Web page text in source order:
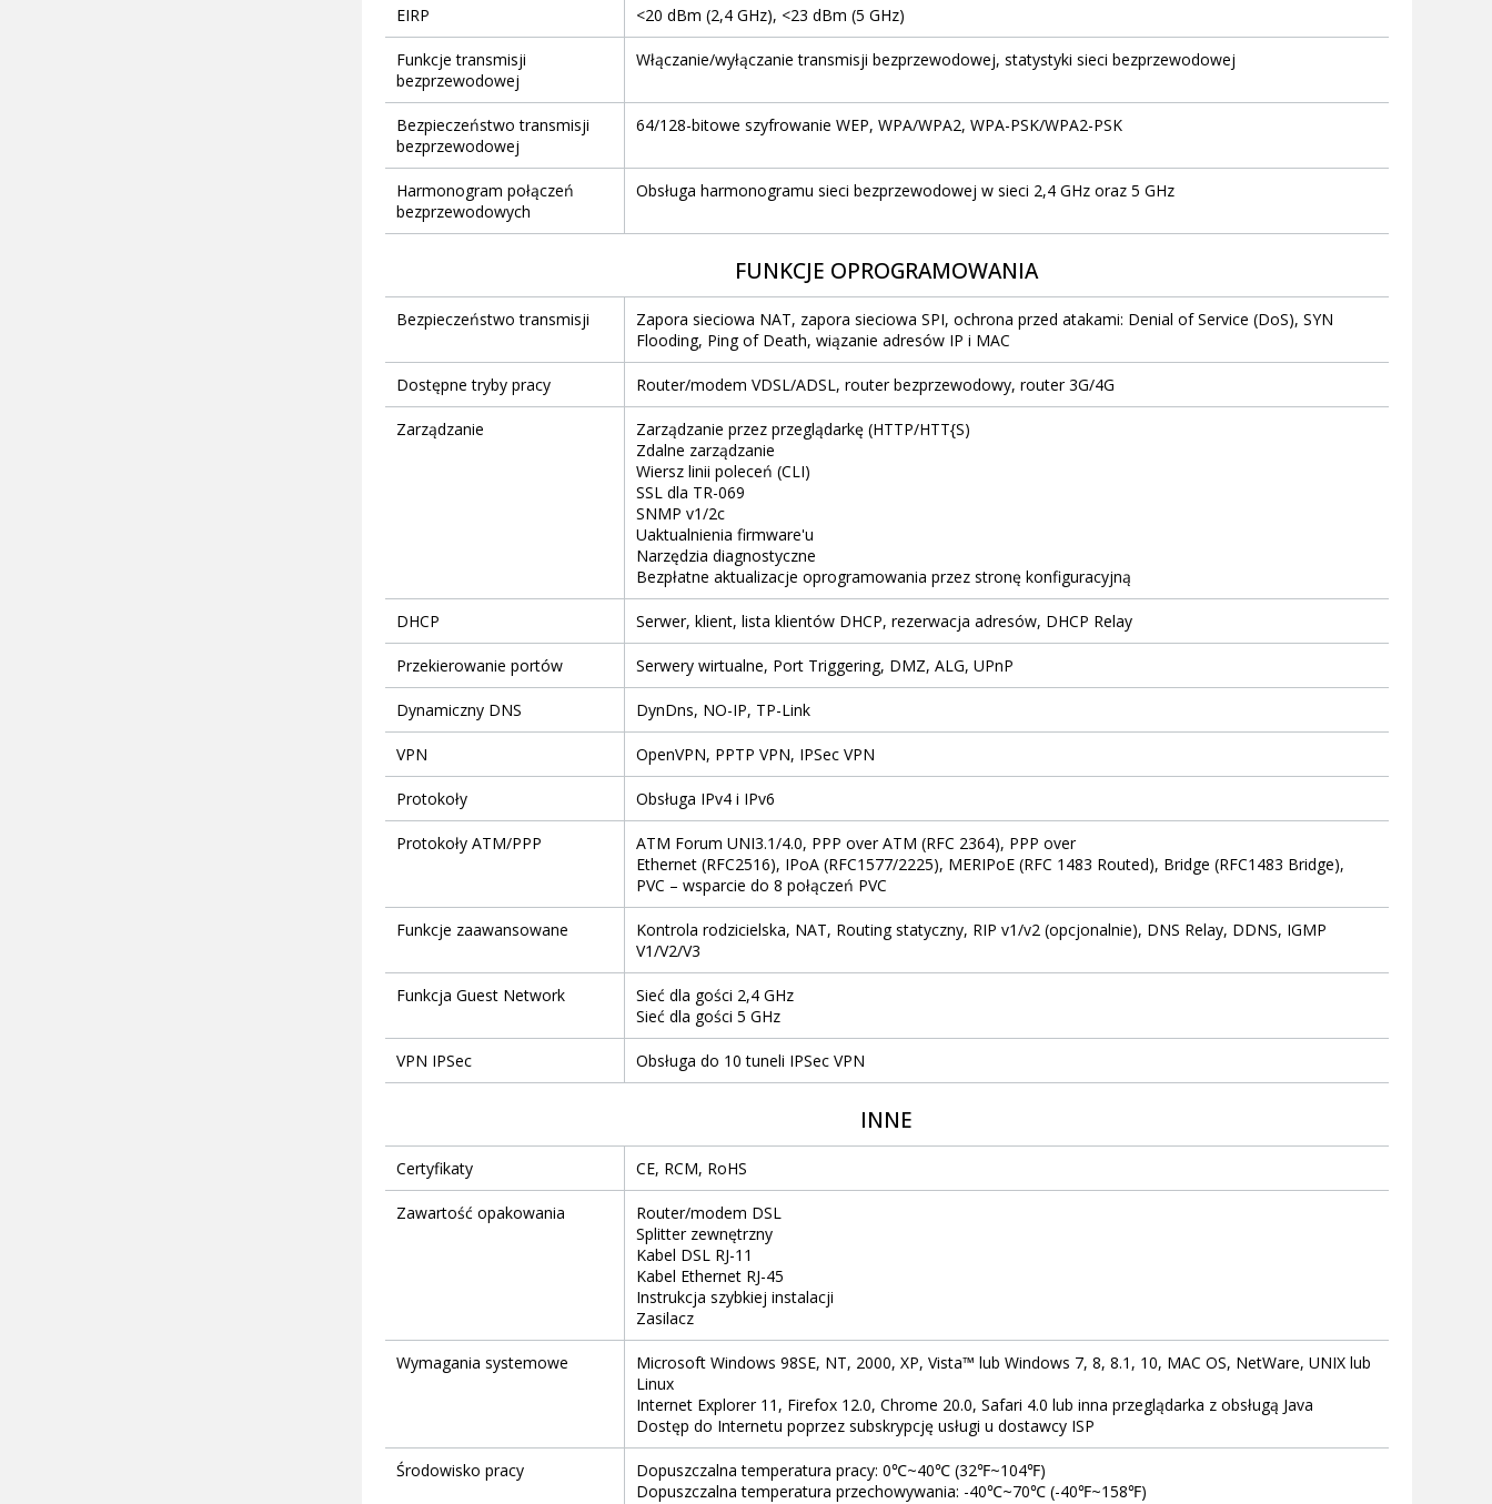
EIRP <20 dBm (2,4 GHz), <23 dBm (5 GHz)
Funkcje transmisji
bezprzewodowej
Włączanie/wyłączanie transmisji bezprzewodowej, statystyki sieci bezprzewodowej
Bezpieczeństwo transmisji
bezprzewodowej
64/128-bitowe szyfrowanie WEP, WPA/WPA2, WPA-PSK/WPA2-PSK
Harmonogram połączeń
bezprzewodowych
Obsługa harmonogramu sieci bezprzewodowej w sieci 2,4 GHz oraz 5 GHz
FUNKCJE OPROGRAMOWANIA
Bezpieczeństwo transmisji
Zapora sieciowa NAT, zapora sieciowa SPI, ochrona przed atakami: Denial of Service (DoS), SYN
Flooding, Ping of Death, wiązanie adresów IP i MAC
Dostępne tryby pracy Router/modem VDSL/ADSL, router bezprzewodowy, router 3G/4G
Zarządzanie
Zarządzanie przez przeglądarkę (HTTP/HTT{S)
Zdalne zarządzanie
Wiersz linii poleceń (CLI)
SSL dla TR-069
SNMP v1/2c
Uaktualnienia firmware'u
Narzędzia diagnostyczne
Bezpłatne aktualizacje oprogramowania przez stronę konfiguracyjną
DHCP Serwer, klient, lista klientów DHCP, rezerwacja adresów, DHCP Relay
Przekierowanie portów Serwery wirtualne, Port Triggering, DMZ, ALG, UPnP
Dynamiczny DNS DynDns, NO-IP, TP-Link
VPN OpenVPN, PPTP VPN, IPSec VPN
Protokoły Obsługa IPv4 i IPv6
Protokoły ATM/PPP
ATM Forum UNI3.1/4.0, PPP over ATM (RFC 2364), PPP over
Ethernet (RFC2516), IPoA (RFC1577/2225), MERIPoE (RFC 1483 Routed), Bridge (RFC1483 Bridge),
PVC – wsparcie do 8 połączeń PVC
Funkcje zaawansowane
Kontrola rodzicielska, NAT, Routing statyczny, RIP v1/v2 (opcjonalnie), DNS Relay, DDNS, IGMP
V1/V2/V3
Funkcja Guest Network
Sieć dla gości 2,4 GHz
Sieć dla gości 5 GHz
VPN IPSec Obsługa do 10 tuneli IPSec VPN
INNE
Certyfikaty CE, RCM, RoHS
Zawartość opakowania
Router/modem DSL
Splitter zewnętrzny
Kabel DSL RJ-11
Kabel Ethernet RJ-45
Instrukcja szybkiej instalacji
Zasilacz
Wymagania systemowe
Microsoft Windows 98SE, NT, 2000, XP, Vista™ lub Windows 7, 8, 8.1, 10, MAC OS, NetWare, UNIX lub
Linux
Internet Explorer 11, Firefox 12.0, Chrome 20.0, Safari 4.0 lub inna przeglądarka z obsługą Java
Dostęp do Internetu poprzez subskrypcję usługi u dostawcy ISP
Środowisko pracy
Dopuszczalna temperatura pracy: 0℃~40℃ (32℉~104℉)
Dopuszczalna temperatura przechowywania: -40℃~70℃ (-40℉~158℉)